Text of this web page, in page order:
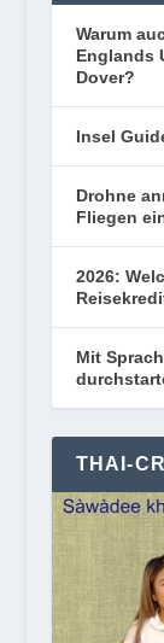
Warum
Englands
Dover?
Insel
Drohne
Fliegen
2026:
Mit
THAI-